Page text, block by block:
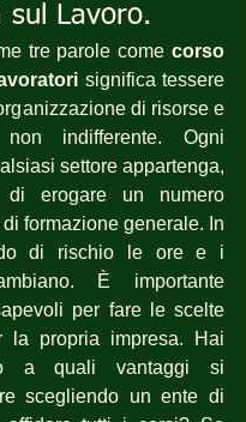
sul Lavoro.
tre parole come corso
significa tessere
di risorse e
non indifferente. Ogni
settore appartenga,
di erogare un numero
formazione generale. In
di rischio le ore e i
È importante
per fare le scelte
la propria impresa. Hai
a quali vantaggi si
scegliendo un ente di